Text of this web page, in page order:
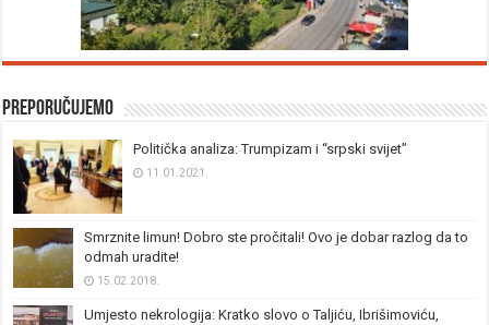
Preporučujemo
Politička analiza: Trumpizam i “srpski svijet”
11.01.2021.
Smrznite limun! Dobro ste pročitali! Ovo je dobar razlog da to
odmah uradite!
15.02.2018.
Umjesto nekrologija: Kratko slovo o Taljiću, Ibrišimoviću,